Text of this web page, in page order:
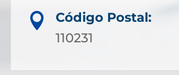

Código Postal:
110231